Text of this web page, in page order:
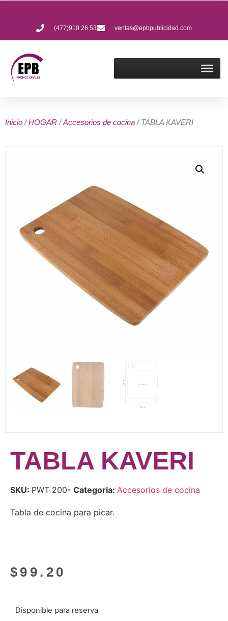
(477)910 26 53 ventas@epbpublicidad.com
Inicio /HOGAR /Accesorios de cocina / TABLA KAVERI
TABLA KAVERI
SKU: PWT 200- Categoria: Accesorios de cocina
Tabla de cocina para picar.
$ 99.20
Disponible para reserva